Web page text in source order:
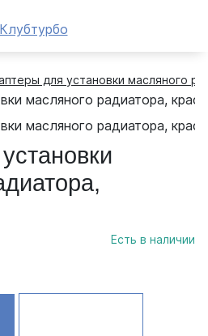
для установки масляного
Есть в наличии